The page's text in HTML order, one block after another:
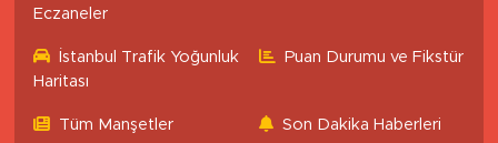
Eczaneler
İstanbul Trafik Yoğunluk
Haritası
Puan Durumu ve Fikstür
Tüm Manşetler Son Dakika Haberleri